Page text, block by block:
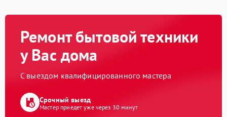
Ремонт бытовой техники
у Вас дома
С выездом квалифицированного мастера
Срочный выезд
Мастер приедет уже через 30 минут